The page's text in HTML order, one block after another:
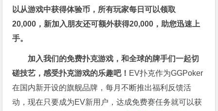
以从游戏中获得体验币，所有玩家每日可以领取
20,000，新加入朋友还可额外获得20,000，助您迅速上
手。
加入我们的免费扑克游戏，和全球的牌手们一起切
磋技艺，感受扑克游戏的乐趣吧！ EV扑克作为GGPoker
在国内新开设的旗舰品牌，每月不断推出福利反馈活
动，现在只要成为EV新用户，达成免费赛任务就可以获